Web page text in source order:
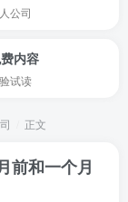
公司
内容
试读
正文
前和一个月